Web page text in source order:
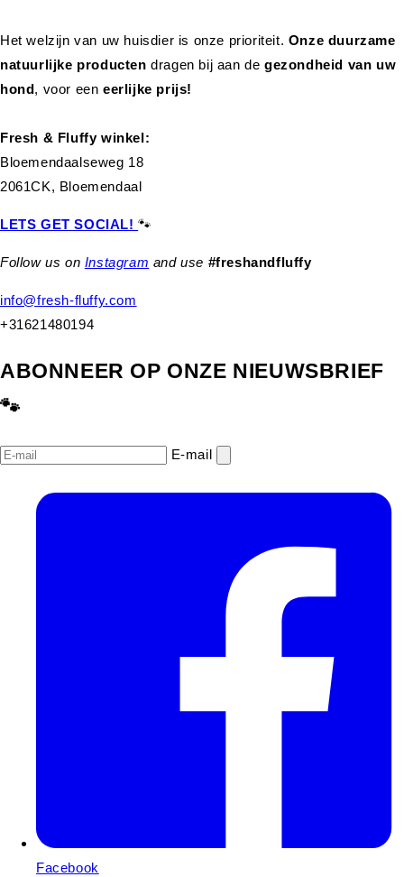
Het welzijn van uw huisdier is onze prioriteit. Onze duurzame
natuurlijke productendragen bij aan de gezondheid van uw
hond, voor eeneerlijke prijs!
Fresh & Fluffy winkel:
Bloemendaalseweg 18
2061CK, Bloemendaal
LETS GET SOCIAL!🐾
Follow us on Instagram and use #freshandfluffy
info@fresh-fluffy.com
+31621480194
ABONNEER OP ONZE NIEUWSBRIEF
🐾
E‑mail
Facebook